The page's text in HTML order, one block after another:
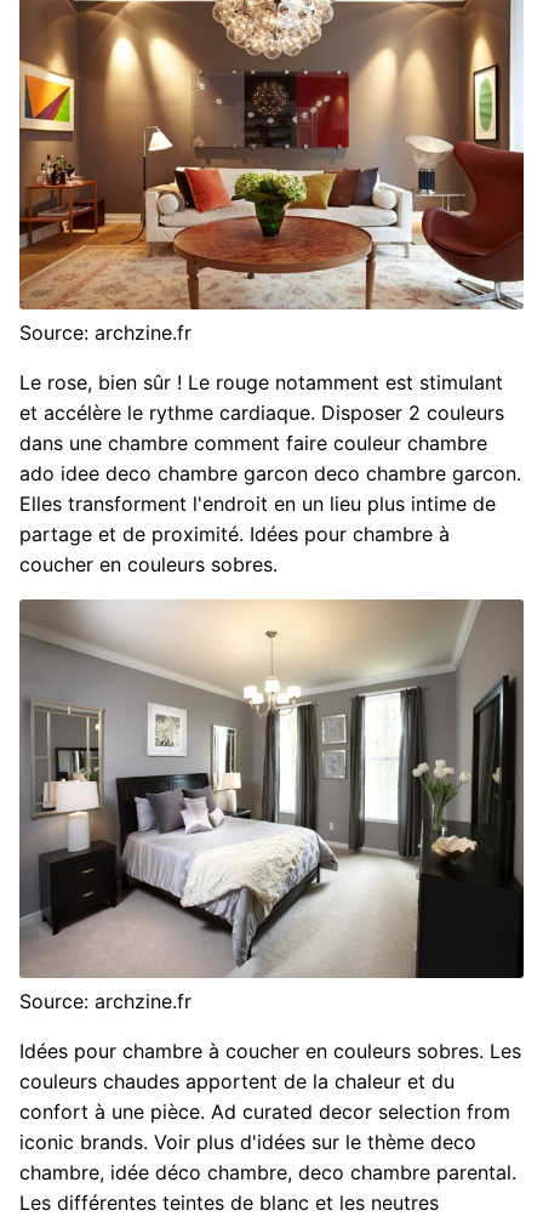
Source: archzine.fr
Le rose, bien sûr ! Le rouge notamment est stimulant
et accélère le rythme cardiaque. Disposer 2 couleurs
dans une chambre comment faire couleur chambre
ado idee deco chambre garcon deco chambre garcon.
Elles transforment l'endroit en un lieu plus intime de
partage et de proximité. Idées pour chambre à
coucher en couleurs sobres.
Source: archzine.fr
Idées pour chambre à coucher en couleurs sobres. Les
couleurs chaudes apportent de la chaleur et du
confort à une pièce. Ad curated decor selection from
iconic brands. Voir plus d'idées sur le thème deco
chambre, idée déco chambre, deco chambre parental.
Les différentes teintes de blanc et les neutres